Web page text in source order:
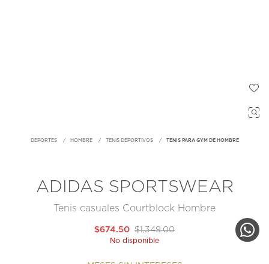
DEPORTES HOMBRE TENIS DEPORTIVOS TENIS PARA GYM DE HOMBRE
ADIDAS SPORTSWEAR
Tenis casuales Courtblock Hombre
$1,349.00
$674.50
No disponible